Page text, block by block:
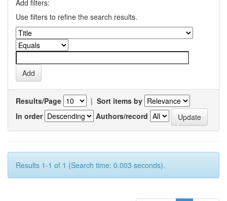
Add filters:
Use filters to refine the search results.
Results/Page | Sort items by
In order
Authors/record
Results 1-1 of 1 (Search time: 0.003 seconds).